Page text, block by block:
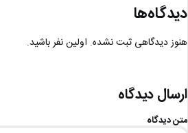
دیدگاه‌ها
هنوز دیدگاهی ثبت نشده. اولین نفر باشید.
ارسال دیدگاه
متن دیدگاه